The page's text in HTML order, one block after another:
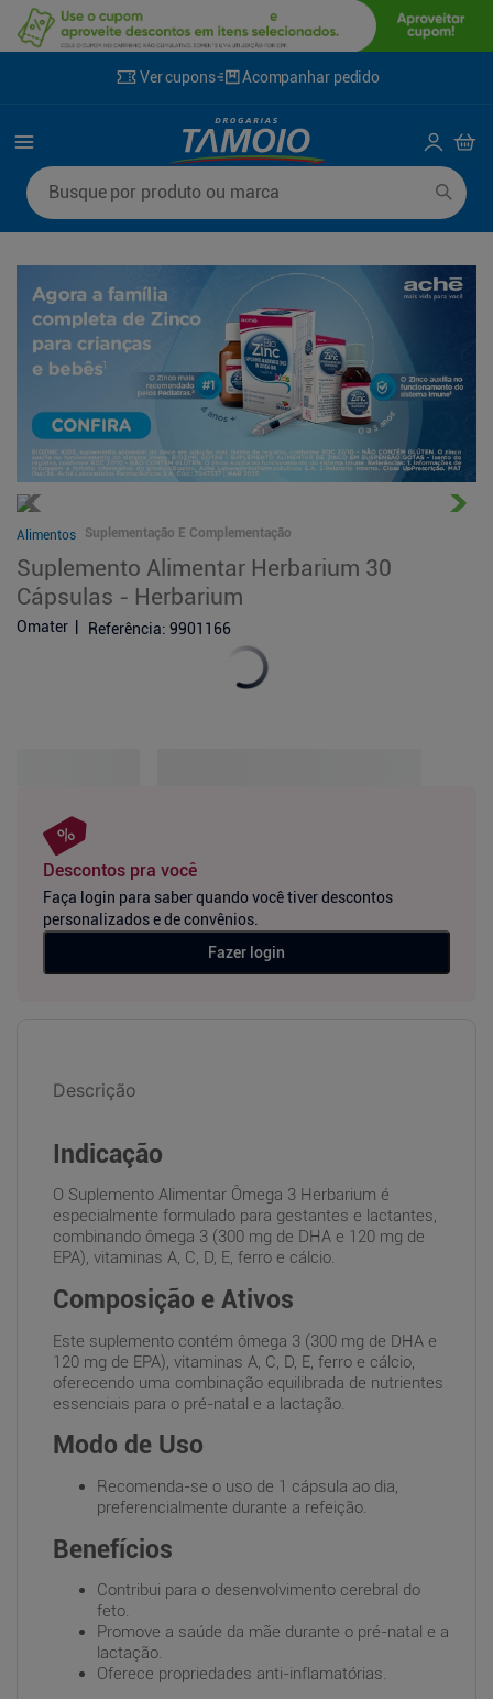
Ver cupons Acompanhar pedido
Busque por produto ou marca
Alimentos Suplementação E Complementação
Suplemento Alimentar Herbarium 30
Cápsulas - Herbarium
Omater Referência: 9901166
Descontos pra você
Faça login para saber quando você tiver descontos
personalizados e de convênios.
Fazer login
Descrição
Indicação
O Suplemento Alimentar Ômega 3 Herbarium é
especialmente formulado para gestantes e lactantes,
combinando ômega 3 (300 mg de DHA e 120 mg de
EPA), vitaminas A, C, D, E, ferro e cálcio.
Composição e Ativos
Este suplemento contém ômega 3 (300 mg de DHA e
120 mg de EPA), vitaminas A, C, D, E, ferro e cálcio,
oferecendo uma combinação equilibrada de nutrientes
essenciais para o pré-natal e a lactação.
Modo de Uso
Recomenda-se o uso de 1 cápsula ao dia,
preferencialmente durante a refeição.
Benefícios
Contribui para o desenvolvimento cerebral do
feto.
Promove a saúde da mãe durante o pré-natal e a
lactação.
Oferece propriedades anti-inflamatórias.
Termos mais buscados
desodorante
4º
sabonete líquido
5º fralda xg
shampoo
fralda xxg
º sabonete